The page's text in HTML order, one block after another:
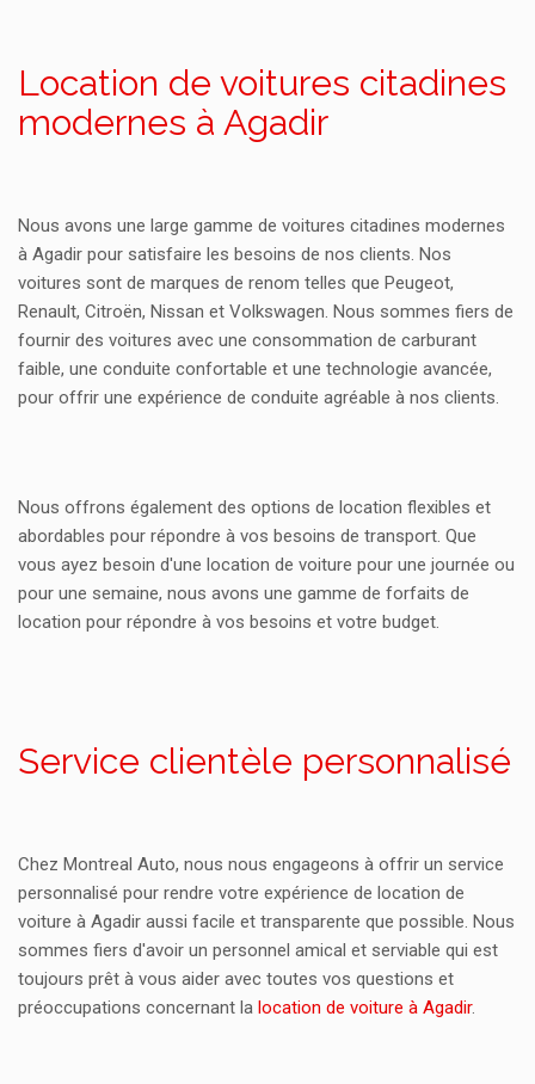
Location de voitures citadines
modernes à Agadir
Nous avons une large gamme de voitures citadines modernes
à Agadir pour satisfaire les besoins de nos clients. Nos
voitures sont de marques de renom telles que Peugeot,
Renault, Citroën, Nissan et Volkswagen. Nous sommes fiers de
fournir des voitures avec une consommation de carburant
faible, une conduite confortable et une technologie avancée,
pour offrir une expérience de conduite agréable à nos clients.
Nous offrons également des options de location flexibles et
abordables pour répondre à vos besoins de transport. Que
vous ayez besoin d'une location de voiture pour une journée ou
pour une semaine, nous avons une gamme de forfaits de
location pour répondre à vos besoins et votre budget.
Service clientèle personnalisé
Chez Montreal Auto, nous nous engageons à offrir un service
personnalisé pour rendre votre expérience de location de
voiture à Agadir aussi facile et transparente que possible. Nous
sommes fiers d'avoir un personnel amical et serviable qui est
toujours prêt à vous aider avec toutes vos questions et
préoccupations concernant la location de voiture à Agadir.